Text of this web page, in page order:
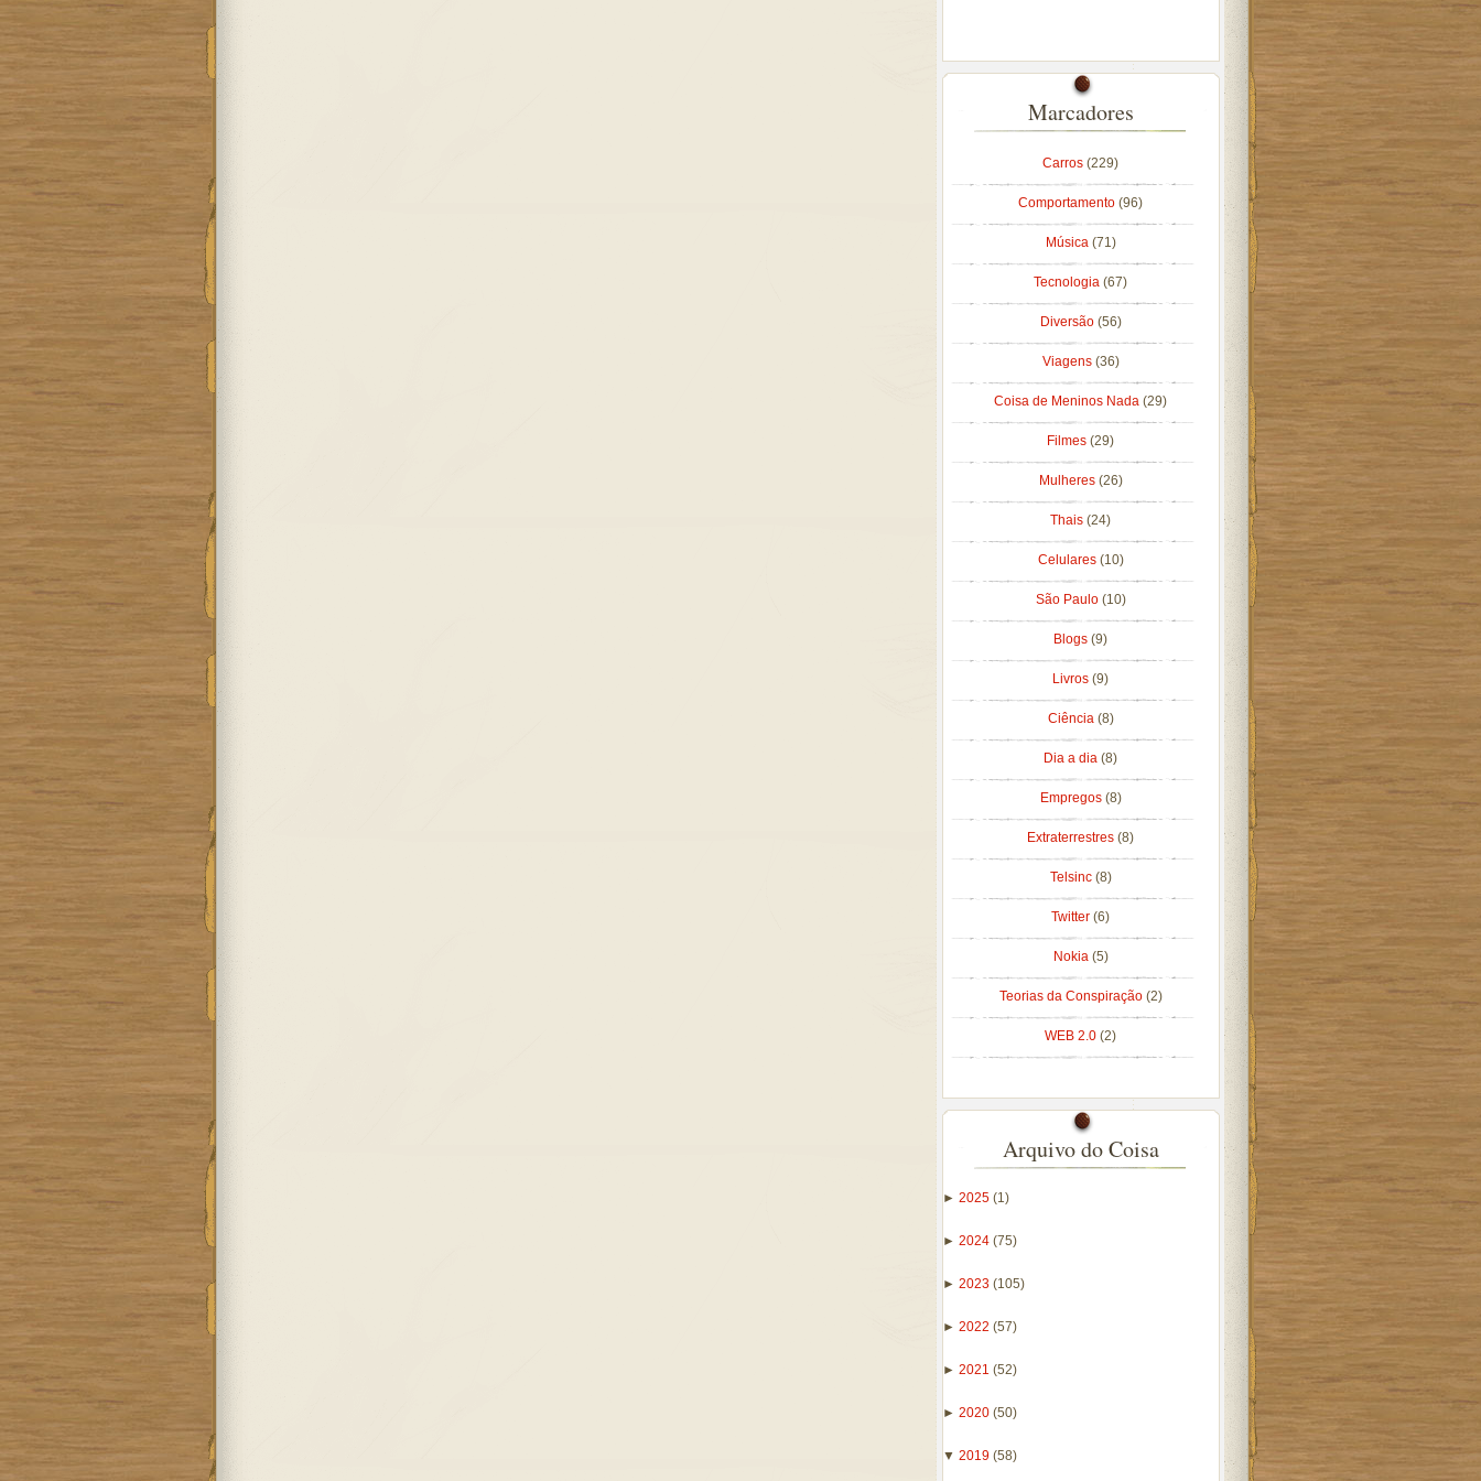
Marcadores
Carros (229)
Comportamento (96)
Música (71)
Tecnologia (67)
Diversão (56)
Viagens (36)
Coisa de Meninos Nada (29)
Filmes (29)
Mulheres (26)
Thais (24)
Celulares (10)
São Paulo (10)
Blogs (9)
Livros (9)
Ciência (8)
Dia a dia (8)
Empregos (8)
Extraterrestres (8)
Telsinc (8)
Twitter (6)
Nokia (5)
Teorias da Conspiração (2)
WEB 2.0 (2)
Arquivo do Coisa
► 2025 (1)
► 2024 (75)
► 2023 (105)
► 2022 (57)
► 2021 (52)
► 2020 (50)
▼ 2019 (58)